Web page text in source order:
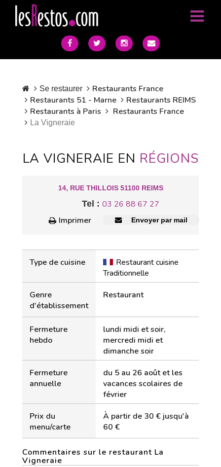
Se restaurer
Restaurants France
Restaurants 51 - Marne
Restaurants REIMS
Restaurants à Paris
Restaurants France
La Vigneraie
LA VIGNERAIE EN RÉGIONS
14, RUE THILLOIS 51100 REIMS
Tel : 03 26 88 67 27
Imprimer
Envoyer par mail
Type de cuisine
Restaurant cuisine
Traditionnelle
Genre
d'établissement
Restaurant
Fermeture
hebdo
lundi midi et soir,
mercredi midi et
dimanche soir
Fermeture
annuelle
du 5 au 26 août et les
vacances scolaires de
février
Prix du
menu/carte
À partir de 30 € jusqu'à
60 €
Commentaires sur le restaurant La
Vigneraie